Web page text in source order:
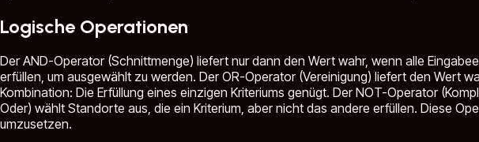
Logische Operationen
Der AND-Operator (Schnittmenge) liefert nur dann den Wert wahr, wenn alle
erfüllen, um ausgewählt zu werden. Der OR-Operator (Vereinigung) liefert den Wert
Kombination: Die Erfüllung eines einzigen Kriteriums genügt. Der NOT-Operator
Oder) wählt Standorte aus, die ein Kriterium, aber nicht das andere erfüllen. Diese
umzusetzen.